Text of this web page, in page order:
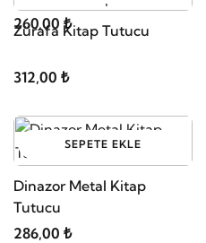
260,00 ₺
Zürafa Kitap Tutucu
312,00 ₺
SEPETE EKLE
Dinazor Metal Kitap
Tutucu
286,00 ₺